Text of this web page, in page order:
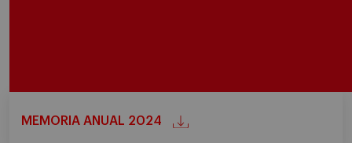
MEMORIA ANUAL 2024